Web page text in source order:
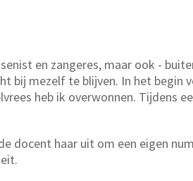
en zangeres, maar ook -
bij mezelf te blijven. In het begin
heb ik overwonnen. Tijdens
docent haar uit om een eigen